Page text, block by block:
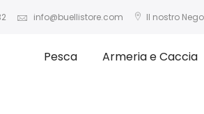
info@buellistore.com Il nostro
Pesca Armeria e Caccia